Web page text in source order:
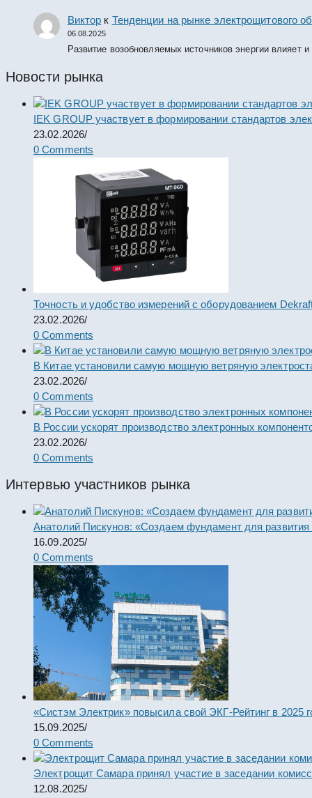
Виктор к Тенденции на рынке электрощитового
06.08.2025
Развитие возобновляемых источников энергии влияет
Новости рынка
IEK GROUP участвует в формировании стандартов
23.02.2026/
0 Comments
Точность и удобство измерений с оборудованием
23.02.2026/
0 Comments
В Китае установили самую мощную ветряную
23.02.2026/
0 Comments
В России ускорят производство электронных
23.02.2026/
0 Comments
Интервью участников рынка
Анатолий Пискунов: «Создаем фундамент для развития
16.09.2025/
0 Comments
«Систэм Электрик» повысила свой ЭКГ-Рейтинг в 2025
15.09.2025/
0 Comments
Электрощит Самара принял участие в заседании
12.08.2025/